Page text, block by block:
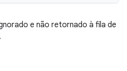
e não retornado à fila de